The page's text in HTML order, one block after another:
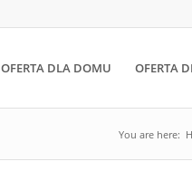
OFERTA DLA DOMU OFERTA
You are here: